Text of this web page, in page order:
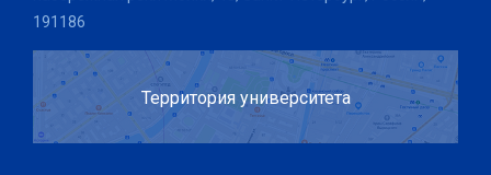
191186
Территория университета